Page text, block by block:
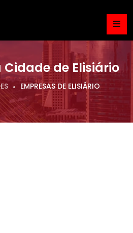
Cidade de Elisiário
EMPRESAS DE ELISIÁRIO